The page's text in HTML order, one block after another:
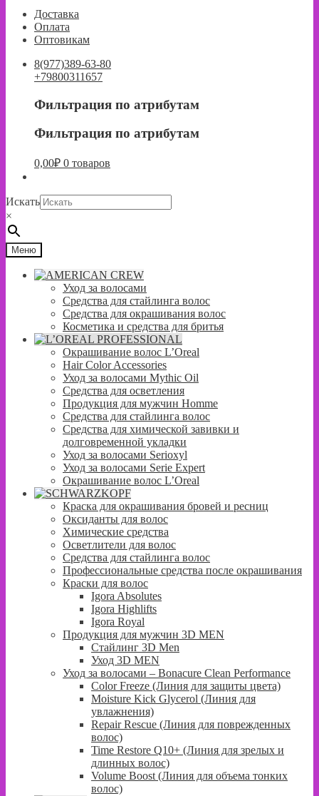
навигации
содержимому
Доставка
Оплата
Оптовикам
8(977)389-63-80
+79800311657
Фильтрация по атрибутам
Фильтрация по атрибутам
0,00₽ 0 товаров
Искать
×
Меню
Уход за волосами
Средства для стайлинга волос
Средства для окрашивания волос
Косметика и средства для бритья
Окрашивание волос L’Oreal
Hair Color Accessories
Уход за волосами Mythic Oil
Средства для осветления
Продукция для мужчин Homme
Средства для стайлинга волос
Средства для химической завивки и
долговременной укладки
Уход за волосами Serioxyl
Уход за волосами Serie Expert
Окрашивание волос L’Oreal
Краска для окрашивания бровей и ресниц
Оксиданты для волос
Химические средства
Осветлители для волос
Средства для стайлинга волос
Профессиональные средства после окрашивания
Краски для волос
Igora Absolutes
Igora Highlifts
Igora Royal
Продукция для мужчин 3D MEN
Стайлинг 3D Men
Уход 3D MEN
Уход за волосами – Bonacure Clean Performance
Color Freeze (Линия для защиты цвета)
Moisture Kick Glycerol (Линия для
увлажнения)
Repair Rescue (Линия для поврежденных
волос)
Time Restore Q10+ (Линия для зрелых и
длинных волос)
Volume Boost (Линия для объема тонких
волос)